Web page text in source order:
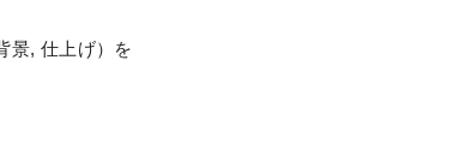
景, 仕上げ）を